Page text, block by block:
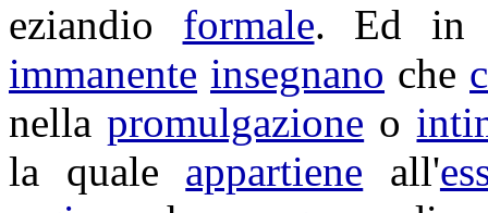
eziandio formale. Ed in
immanente insegnano che
nellapromulgazione o
la quale appartiene all'